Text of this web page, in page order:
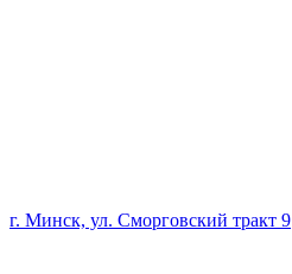
г. Минск, ул. Сморговский тракт 9